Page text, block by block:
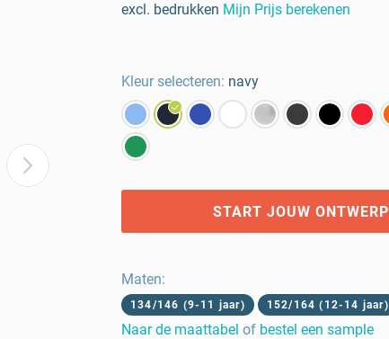
excl. bedrukken Mijn Prijs berekenen
Kleur selecteren: navy
START JOUW ONTWERP
Maten:
134/146 (9-11 jaar) 152/164 (12-14 jaar)
Naar de maattabel of bestel een sample